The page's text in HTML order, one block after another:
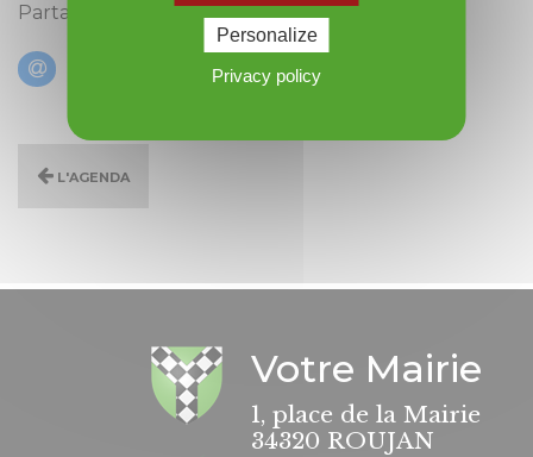
Partagez cet évènement :
L'agenda
Votre Mairie
1, place de la Mairie
34320 ROUJAN
Personalize
Privacy policy